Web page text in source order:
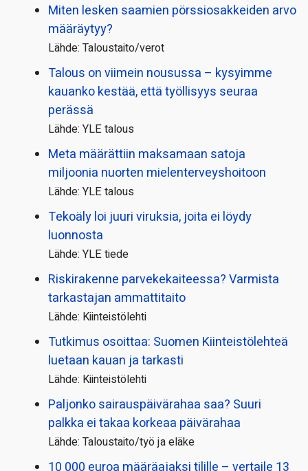
Miten lesken saamien pörssi­osakkeiden arvo
määräytyy?
Lähde: Taloustaito/verot
Talous on viimein nousussa – kysyimme
kauanko kestää, että työllisyys seuraa
perässä
Lähde: YLE talous
Meta määrättiin maksamaan satoja
miljoonia nuorten mielenterveyshoitoon
Lähde: YLE talous
Tekoäly loi juuri viruksia, joita ei löydy
luonnosta
Lähde: YLE tiede
Riskirakenne parvekekaiteessa? Varmista
tarkastajan ammattitaito
Lähde: Kiinteistölehti
Tutkimus osoittaa: Suomen Kiinteistölehteä
luetaan kauan ja tarkasti
Lähde: Kiinteistölehti
Paljonko sairauspäivä­rahaa saa? Suuri
palkka ei takaa korkeaa päivärahaa
Lähde: Taloustaito/työ ja eläke
10 000 euroa määräajaksi tilille – vertaile 13